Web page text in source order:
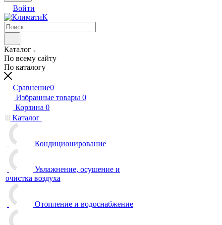
Войти
Каталог
По всему сайту
По каталогу
Сравнение0
Избранные товары 0
Корзина 0
Каталог
Кондиционирование
Увлажнение, осушение и
очистка воздуха
Отопление и водоснабжение